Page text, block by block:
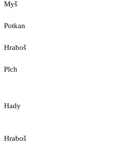
Myš
Potkan
Hraboš
Plch
Hady
Hraboš